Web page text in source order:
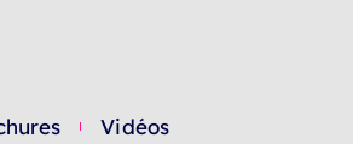
Vidéos